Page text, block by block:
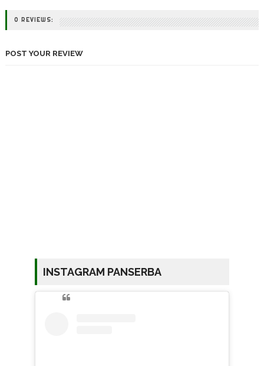
0 REVIEWS:
POST YOUR REVIEW
INSTAGRAM PANSERBA